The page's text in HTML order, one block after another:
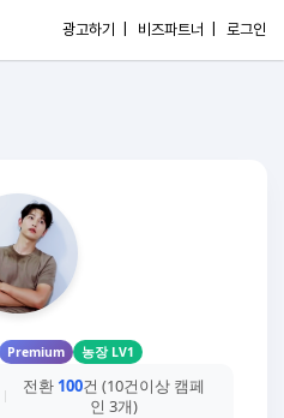
광고하기 | 비즈파트너 | 로그인
Premium 농장 LV1
전환 100건 (10건이상 캠페
인 3개)